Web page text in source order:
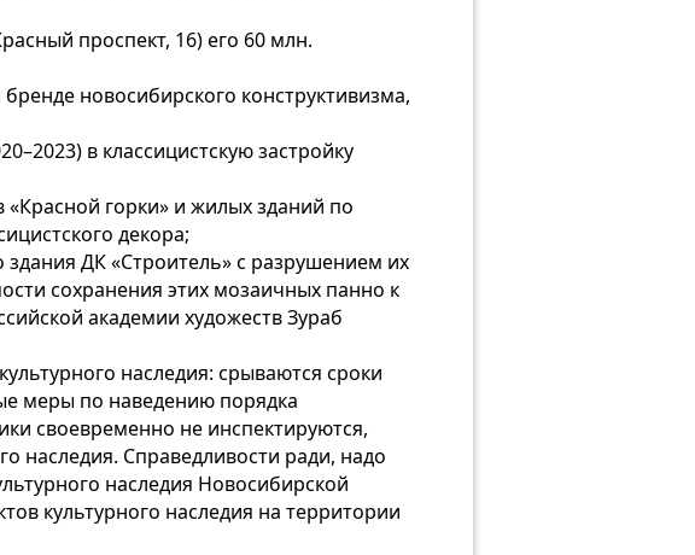
проспект, 16) его 60 млн.
новосибирского конструктивизма,
в классицистскую застройку
горки» и жилых зданий по
декора;
ДК «Строитель» с разрушением их
сохранения этих мозаичных панно к
академии художеств Зураб
наследия: срываются сроки
меры по наведению порядка
своевременно не инспектируются,
наследия. Справедливости ради, надо
наследия Новосибирской
культурного наследия на территории